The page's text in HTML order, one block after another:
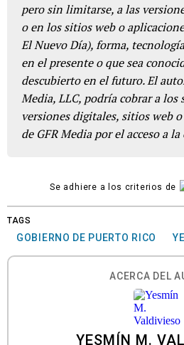
pero sin limitarse, a las
o en los sitios web o
El Nuevo Día), forma,
en el presente o que sea
descubierto en el futuro. El
Media, LLC, podría cobrar a los
versiones digitales, sitios web
de GFR Media por el acceso a
Se adhiere a los criterios de
TAGS
GOBIERNO DE PUERTO RICO
ACERCA DEL
YESMÍN M.